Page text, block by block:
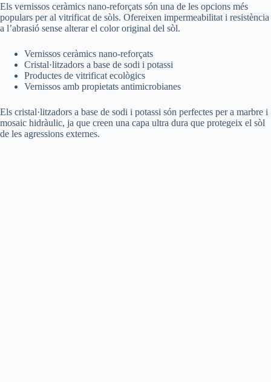
Els vernissos ceràmics nano-reforçats són una de les opcions més
populars per al vitrificat de sòls. Ofereixen impermeabilitat i resistència
a l’abrasió sense alterar el color original del sòl.
Vernissos ceràmics nano-reforçats
Cristal·litzadors a base de sodi i potassi
Productes de vitrificat ecològics
Vernissos amb propietats antimicrobianes
Els cristal·litzadors a base de sodi i potassi són perfectes per a marbre i
mosaic hidràulic, ja que creen una capa ultra dura que protegeix el sòl
de les agressions externes.